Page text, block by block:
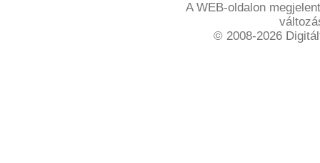
A WEB-oldalon
© 2008-2026